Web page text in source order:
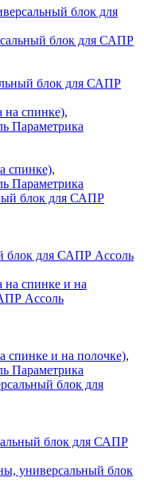
блок для
блок для САПР
спинке),
Параметрика
блок для САПР Ассоль
спинке и на полочке),
Параметрика
блок для САПР